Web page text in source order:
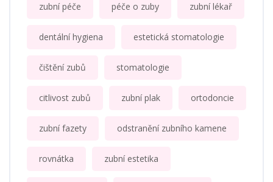
zubní péče péče o zuby zubní lékař
dentální hygiena estetická stomatologie
čištění zubů stomatologie
citlivost zubů zubní plak ortodoncie
zubní fazety odstranění zubního kamene
rovnátka zubní estetika